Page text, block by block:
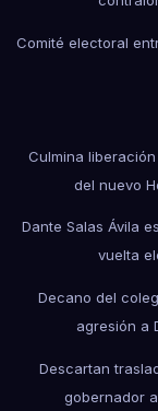
Comité electoral
Culmina
del nuevo
Dante Salas Ávila
vuelta
Decano del
agresión a
Descartan
gobernador